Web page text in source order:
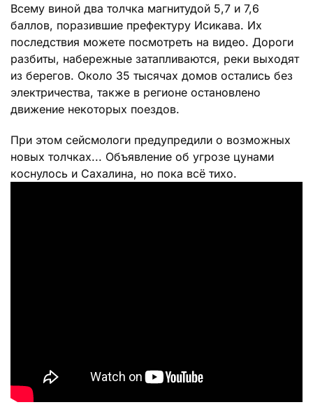
Всему виной два толчка магнитудой 5,7 и 7,6
баллов, поразившие префектуру Исикава. Их
последствия можете посмотреть на видео. Дороги
разбиты, набережные затапливаются, реки выходят
из берегов. Около 35 тысячах домов остались без
электричества, также в регионе остановлено
движение некоторых поездов.
При этом сейсмологи предупредили о возможных
новых толчках... Объявление об угрозе цунами
коснулось и Сахалина, но пока всё тихо.